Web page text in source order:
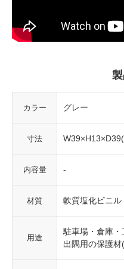
カラー グレー
寸法
内容量 -
材質 軟質塩化ビニル
用途
駐車場・倉庫
出隅用の保護